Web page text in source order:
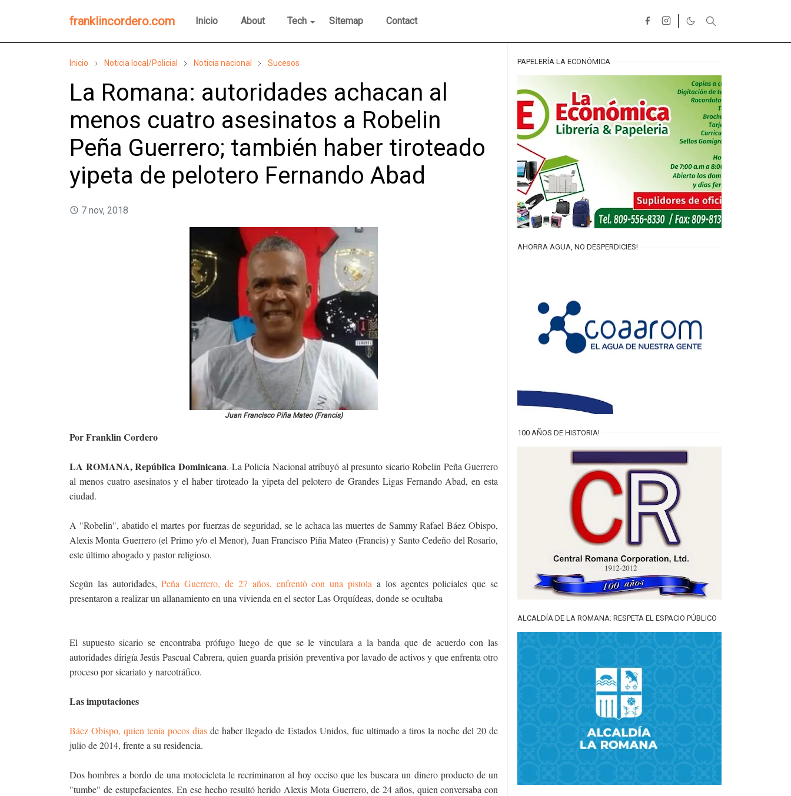
franklincordero.com Inicio About Tech Sitemap Contact
Inicio Noticia local/Policial Noticia nacional Sucesos
La Romana: autoridades achacan al
menos cuatro asesinatos a Robelin
Peña Guerrero; también haber tiroteado
yipeta de pelotero Fernando Abad
7 nov, 2018
Juan Francisco Piña Mateo (Francis)
Por Franklin Cordero
LA ROMANA, República Dominicana.-La Policía Nacional atribuyó al presunto sicario Robelin Peña Guerrero
al menos cuatro asesinatos y el haber tiroteado la yipeta del pelotero de Grandes Ligas Fernando Abad, en esta
ciudad.
A "Robelin", abatido el martes por fuerzas de seguridad, se le achaca las muertes de Sammy Rafael Báez Obispo,
Alexis Monta Guerrero (el Primo y/o el Menor), Juan Francisco Piña Mateo (Francis) y Santo Cedeño del Rosario,
este último abogado y pastor religioso.
Según las autoridades,Peña Guerrero, de 27 años, enfrentó con una pistola a los agentes policiales que se
presentaron a realizar un allanamiento en una vivienda en el sector Las Orquídeas, donde se ocultaba
El supuesto sicario se encontraba prófugo luego de que se le vinculara a la banda que de acuerdo con las
autoridades dirigía Jesús Pascual Cabrera, quien guarda prisión preventiva por lavado de activos y que enfrenta otro
proceso por sicariato y narcotráfico.
Las imputaciones
Báez Obispo, quien tenía pocos días de haber llegado de Estados Unidos, fue ultimado a tiros la noche del 20 de
julio de 2014, frente a su residencia.
Dos hombres a bordo de una motocicleta le recriminaron al hoy occiso que les buscara un dinero producto de un
"tumbe" de estupefacientes. En ese hecho resultó herido Alexis Mota Guerrero, de 24 años, quien conversaba con
PAPELERÍA LA ECONÓMICA
AHORRA AGUA, NO DESPERDICIES!
100 AÑOS DE HISTORIA!
ALCALDÍA DE LA ROMANA: RESPETA EL ESPACIO PÚBLICO